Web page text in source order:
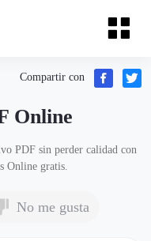
Compartir con
Online
PDF sin perder calidad con
Online gratis.
No me gusta